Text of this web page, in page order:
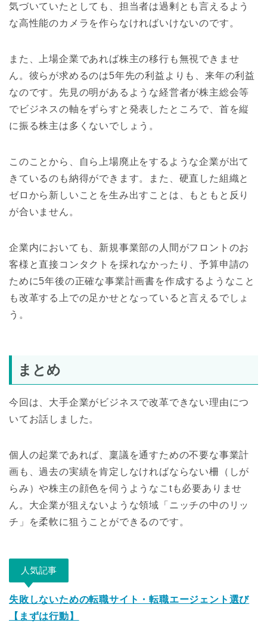
気づいていたとしても、担当者は過剰とも言えるよう
な高性能のカメラを作らなければいけないのです。
また、上場企業であれば株主の移行も無視できませ
ん。彼らが求めるのは5年先の利益よりも、来年の利益
なのです。先見の明があるような経営者が株主総会等
でビジネスの軸をずらすと発表したところで、首を縦
に振る株主は多くないでしょう。
このことから、自ら上場廃止をするような企業が出て
きているのも納得ができます。また、硬直した組織と
ゼロから新しいことを生み出すことは、もともと反り
が合いません。
企業内においても、新規事業部の人間がフロントのお
客様と直接コンタクトを採れなかったり、予算申請の
ために5年後の正確な事業計画書を作成するようなこと
も改革する上での足かせとなっていると言えるでしょ
う。
まとめ
今回は、大手企業がビジネスで改革できない理由につ
いてお話しました。
個人の起業であれば、稟議を通すための不要な事業計
画も、過去の実績を肯定しなければならない柵（しが
らみ）や株主の顔色を伺うようなこtも必要ありませ
ん。大企業が狙えないような領域「ニッチの中のリッ
チ」を柔軟に狙うことができるのです。
人気記事
失敗しないための転職サイト・転職エージェント選び
【まずは行動】